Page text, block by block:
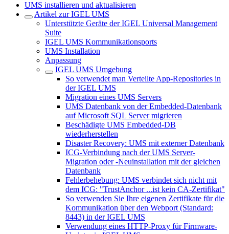
UMS installieren und aktualisieren
Artikel zur IGEL UMS
Unterstützte Geräte der IGEL Universal Management
Suite
IGEL UMS Kommunikationsports
UMS Installation
Anpassung
IGEL UMS Umgebung
So verwendet man Verteilte App-Repositories in
der IGEL UMS
Migration eines UMS Servers
UMS Datenbank von der Embedded-Datenbank
auf Microsoft SQL Server migrieren
Beschädigte UMS Embedded-DB
wiederherstellen
Disaster Recovery: UMS mit externer Datenbank
ICG-Verbindung nach der UMS Server-
Migration oder -Neuinstallation mit der gleichen
Datenbank
Fehlerbehebung: UMS verbindet sich nicht mit
dem ICG: "TrustAnchor ...ist kein CA-Zertifikat"
So verwenden Sie Ihre eigenen Zertifikate für die
Kommunikation über den Webport (Standard:
8443) in der IGEL UMS
Verwendung eines HTTP-Proxy für Firmware-